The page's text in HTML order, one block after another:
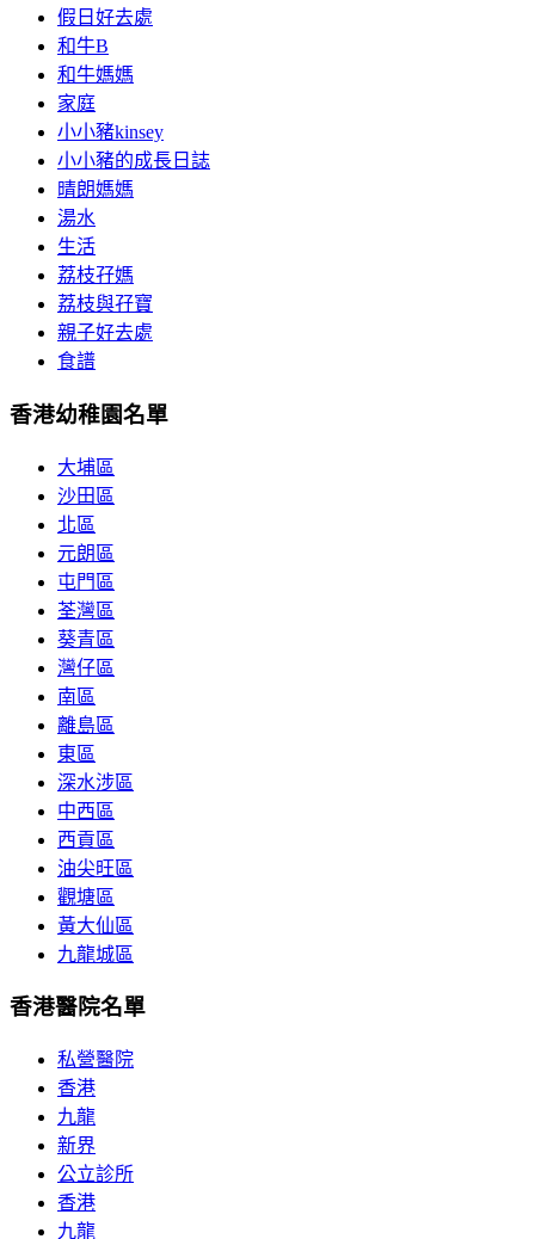
假日好去處
和牛B
和牛媽媽
家庭
小小豬kinsey
小小豬的成長日誌
晴朗媽媽
湯水
生活
荔枝孖媽
荔枝與孖寶
親子好去處
食譜
香港幼稚園名單
大埔區
沙田區
北區
元朗區
屯門區
荃灣區
葵青區
灣仔區
南區
離島區
東區
深水涉區
中西區
西貢區
油尖旺區
觀塘區
黃大仙區
九龍城區
香港醫院名單
私營醫院
香港
九龍
新界
公立診所
香港
九龍